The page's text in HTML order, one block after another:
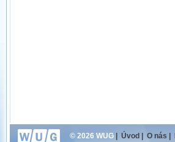
© 2026 WUG Úvod O nás